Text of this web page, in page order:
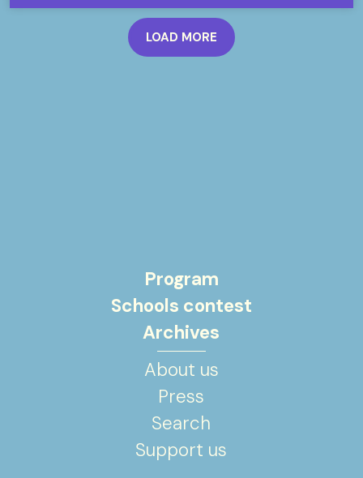
LOAD MORE
Program
Schools contest
Archives
About us
Press
Search
Support us